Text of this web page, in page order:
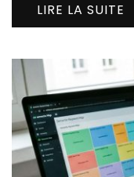
LIRE LA SUITE